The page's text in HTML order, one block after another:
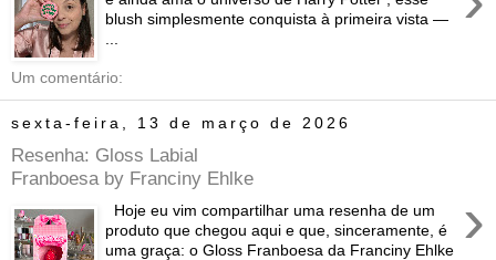
blush simplesmente conquista à primeira vista —
Um comentário:
sexta-feira, 13 de março de 2026
Resenha: Gloss Labial
Franboesa by Franciny Ehlke
›
Hoje eu vim compartilhar uma resenha de um
produto que chegou aqui e que, sinceramente, é
uma graça: o Gloss Franboesa da Franciny Ehlke